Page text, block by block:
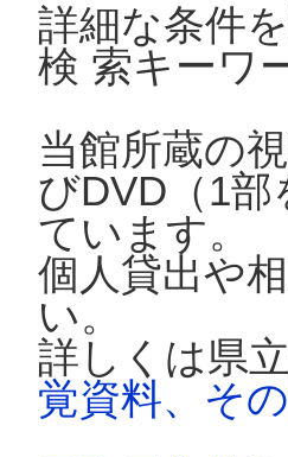
詳細な条件
検 索キーワ
当館所蔵の
びDVD（1
ています。
個人貸出や
い。
詳しくは県
覚資料、そ